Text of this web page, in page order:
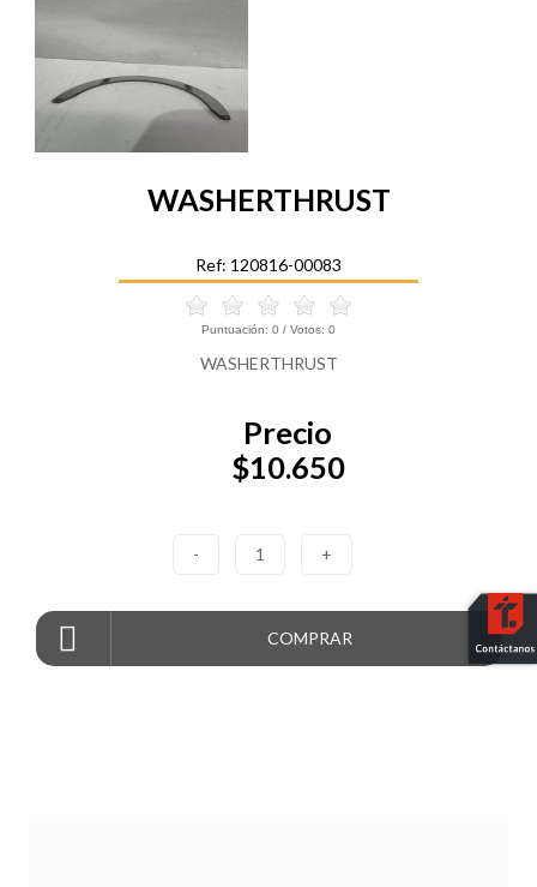
WASHERTHRUST
Ref: 120816-00083
Puntuación: 0 / Votos: 0
WASHERTHRUST
Precio
$10.650
- 1 +
COMPRAR